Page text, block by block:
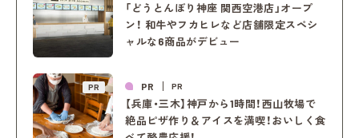
「どうとんぼり神座 関西空港店」オープ
ン！ 和牛やフカヒレなど店舗限定スペシ
ャルな6商品がデビュー
PR PR PR
【兵庫・三木】神戸から1時間！西山牧場で
絶品ピザ作り＆アイスを満喫！おいしく食